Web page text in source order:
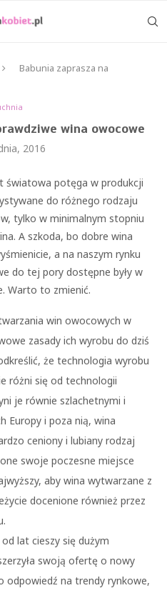
Babunia zaprasza na
wina owocowe
2016
światowa potęga w produkcji
do różnego rodzaju
tylko w minimalnym stopniu
A szkoda, bo dobre wina
a na naszym rynku
do tej pory dostępne były w
Warto to zmienić.
win owocowych w
zasady ich wyrobu do dziś
że technologia wyrobu
różni się od technologii
je równie szlachetnymi i
Europy i poza nią, wina
ceniony i lubiany rodzaj
swoje poczesne miejsce
aby wina wytwarzane z
docenione również przez
lat cieszy się dużym
swoją ofertę o nowy
odpowiedź na trendy rynkowe,